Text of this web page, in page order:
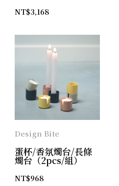
NT$3,168
Design Bite
蛋杯/香氛燭台/長條
燭台（2pcs/組）
NT$968